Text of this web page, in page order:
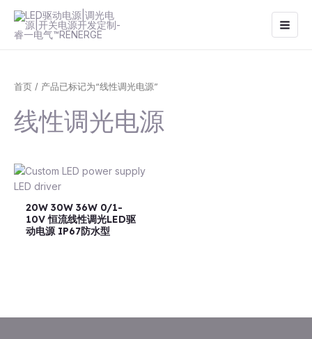
Main
首页 / 产品已标记为“线性调光电源”
线性调光电源
20W 30W 36W 0/1-
10V 恒流线性调光LED驱
动电源 IP67防水型